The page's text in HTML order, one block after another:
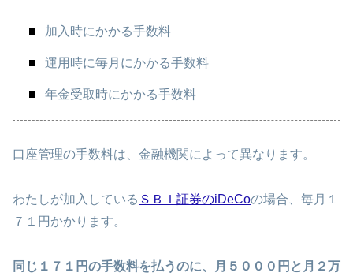
加入時にかかる手数料
運用時に毎月にかかる手数料
年金受取時にかかる手数料
口座管理の手数料は、金融機関によって異なります。
わたしが加入している ＳＢＩ証券のiDeCoの場合、毎月１
７１円かかります。
同じ１７１円の手数料を払うのに、月５０００円と月２万